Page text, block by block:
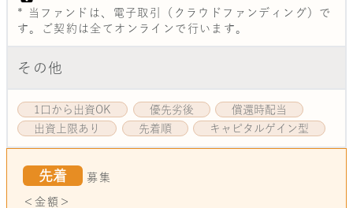
* 当ファンドは、電子取引（クラウドファンディング）で
す。ご契約は全てオンラインで行います。
その他
1口から出資OK 優先劣後
償還時配当
出資上限あり
先着順 キャピタルゲイン型
先着 募集
＜金額＞